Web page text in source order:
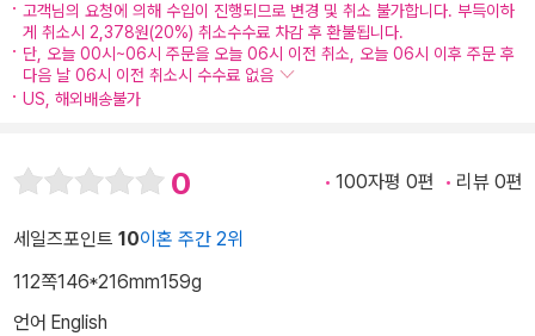
고객님의 요청에 의해 수입이 진행되므로 변경 및 취소 불가합니다. 부득이하
게 취소시 2,378원(20%) 취소수수료 차감 후 환불됩니다.
단, 오늘 00시~06시 주문을 오늘 06시 이전 취소, 오늘 06시 이후 주문 후
다음 날 06시 이전 취소시 수수료 없음
US, 해외배송불가
0 100자평 0편 리뷰 0편
세일즈포인트 10이혼 주간 2위
112쪽146*216mm159g
언어 English